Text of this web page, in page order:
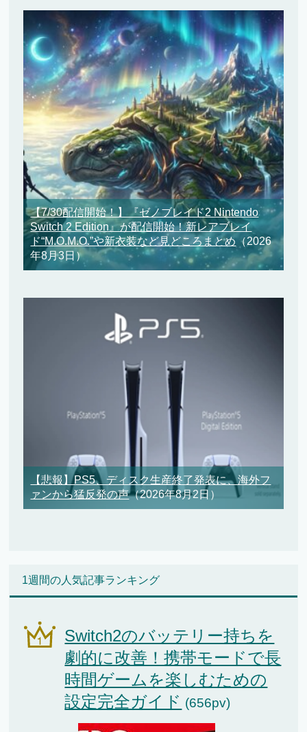
【7/30配信開始！】『ゼノブレイド2 Nintendo
Switch 2 Edition』が配信開始！新レアブレイ
ド“M.O.M.O.”や新衣装など見どころまとめ（2026
年8月3日）
【悲報】PS5、ディスク生産終了発表に、海外フ
ァンから猛反発の声（2026年8月2日）
1週間の人気記事ランキング
Switch2のバッテリー持ちを
劇的に改善！携帯モードで長
時間ゲームを楽しむための
設定完全ガイド (656pv)